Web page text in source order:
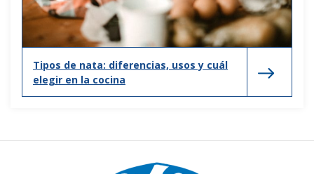
Tipos de nata: diferencias, usos y cuál
elegir en la cocina